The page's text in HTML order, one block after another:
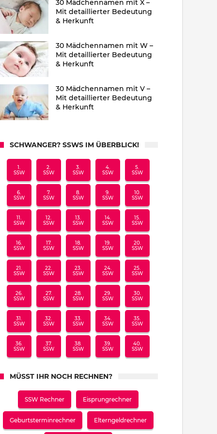
30 Mädchennamen mit X –
Mit detaillierter Bedeutung
& Herkunft
30 Mädchennamen mit W –
Mit detaillierter Bedeutung
& Herkunft
30 Mädchennamen mit V –
Mit detaillierter Bedeutung
& Herkunft
SCHWANGER? SSWS IM ÜBERBLICK!
1.
SSW
2.
SSW
3.
SSW
4.
SSW
5.
SSW
6.
SSW
7.
SSW
8.
SSW
9.
SSW
10.
SSW
11.
SSW
12.
SSW
13.
SSW
14.
SSW
15.
SSW
16.
SSW
17.
SSW
18.
SSW
19.
SSW
20.
SSW
21.
SSW
22.
SSW
23.
SSW
24.
SSW
25.
SSW
26.
SSW
27.
SSW
28.
SSW
29.
SSW
30.
SSW
31.
SSW
32.
SSW
33.
SSW
34.
SSW
35.
SSW
36.
SSW
37.
SSW
38.
SSW
39.
SSW
40.
SSW
MÜSST IHR NOCH RECHNEN?
SSW Rechner Eisprungrechner
Geburtsterminrechner Elterngeldrechner